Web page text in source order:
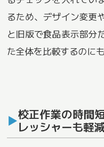
るため、デザイン変更
と旧版で食品表示部分
た全体を比較するのに
校正作業の時間
レッシャーも軽